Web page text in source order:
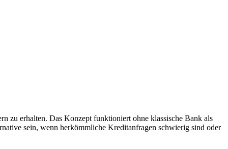
zu erhalten. Das Konzept funktioniert ohne klassische Bank als
sein, wenn herkömmliche Kreditanfragen schwierig sind oder